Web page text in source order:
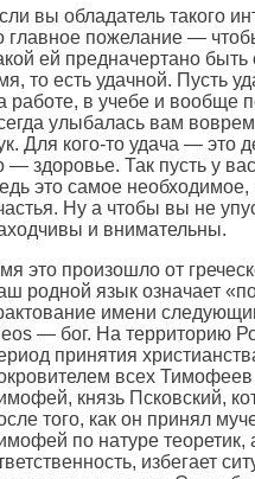
вы обладатель такого
главное пожелание —
ей предначертано
то есть удачной. Пусть
работе, в учебе и вообще
улыбалась вам
Для кого-то удача — это
— здоровье. Так пусть у
это самое необходимое,
Ну а чтобы вы не
и внимательны.
это произошло от
родной язык означает
имени
— бог. На территорию
принятия
всех Тимофеев
князь Псковский,
того, как он принял
по натуре теоретик,
избегает